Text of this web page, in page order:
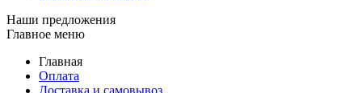
Наши предложения
Главное меню
Главная
Оплата
Доставка и самовывоз